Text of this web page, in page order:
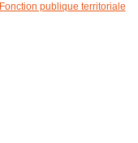
Fonction publique territoriale